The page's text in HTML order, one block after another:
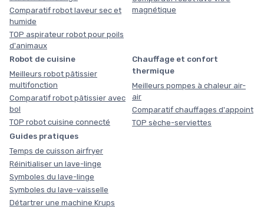
Comparatif robot laveur sec et
humide
TOP aspirateur robot pour poils
d'animaux
magnétique
Robot de cuisine
Meilleurs robot pâtissier
multifonction
Comparatif robot pâtissier avec
bol
TOP robot cuisine connecté
Chauffage et confort
thermique
Meilleurs pompes à chaleur air-
air
Comparatif chauffages d'appoint
TOP sèche-serviettes
Guides pratiques
Temps de cuisson airfryer
Réinitialiser un lave-linge
Symboles du lave-linge
Symboles du lave-vaisselle
Détartrer une machine Krups